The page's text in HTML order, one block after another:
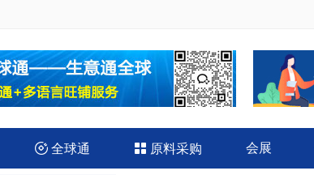
 全球通  原料采购 会展